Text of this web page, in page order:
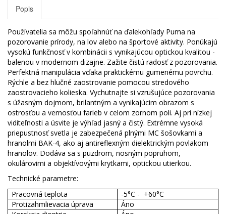
Popis
Používatelia sa môžu spoľahnúť na ďalekohľady Puma na
pozorovanie prírody, na lov alebo na športové aktivity. Ponúkajú
vysokú funkčnosť v kombinácii s vynikajúcou optickou kvalitou -
balenou v modernom dizajne. Zažite čistú radosť z pozorovania.
Perfektná manipulácia vďaka praktickému gumenému povrchu.
Rýchle a bez hlučné zaostrovanie pomocou stredového
zaostrovacieho kolieska. Vychutnajte si vzrušujúce pozorovania
s úžasným dojmom, brilantným a vynikajúcim obrazom s
ostrosťou a vernosťou farieb v celom zornom poli. Aj pri nízkej
viditeľnosti a úsvite je výhľad jasný a čistý. Extrémne vysoká
priepustnosť svetla je zabezpečená plnými MC šošovkami a
hranolmi BAK-4, ako aj antireflexným dielektrickým povlakom
hranolov. Dodáva sa s puzdrom, nosným popruhom,
okulárovimi a objektívovými krytkami, optickou utierkou.
Technické parametre:
Pracovná teplota
-5°C - +60°C
Protizahmlievacia úprava
Áno